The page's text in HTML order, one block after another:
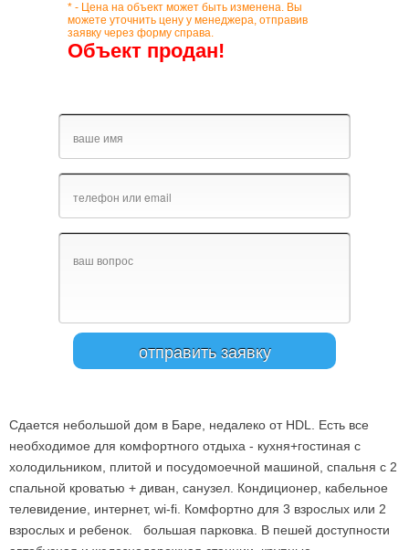
* - Цена на объект может быть изменена. Вы
можете уточнить цену у менеджера, отправив
заявку через форму справа.
Объект продан!
Сдается небольшой дом в Баре, недалеко от HDL. Есть все
необходимое для комфортного отдыха - кухня+гостиная с
холодильником, плитой и посудомоечной машиной, спальня с 2
спальной кроватью + диван, санузел. Кондиционер, кабельное
телевидение, интернет, wi-fi. Комфортно для 3 взрослых или 2
взрослых и ребенок. большая парковка. В пешей доступности